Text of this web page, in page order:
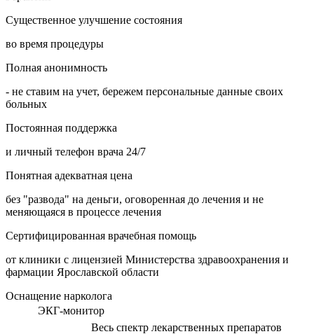
Существенное улучшение состояния
во время процедуры
Полная анонимность
- не ставим на учет, бережем персональные данные своих
больных
Постоянная поддержка
и личный телефон врача 24/7
Понятная адекватная цена
без "развода" на деньги, оговоренная до лечения и не
меняющаяся в процессе лечения
Сертифицированная врачебная помощь
от клиники с лицензией Министерства здравоохранения и
фармации Ярославской области
Оснащение нарколога
ЭКГ-монитор
Весь спектр лекарственных препаратов